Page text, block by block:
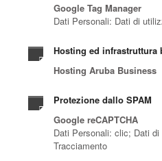
Google Tag Manager
Dati Personali: Dati di
Hosting ed infrastruttura
Hosting Aruba Business
Protezione dallo SPAM
Google reCAPTCHA
Dati Personali: clic; Dati
Tracciamento